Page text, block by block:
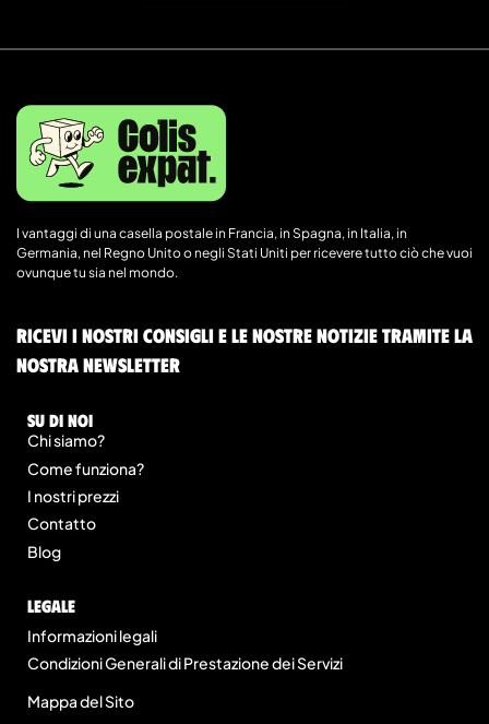
I vantaggi di una casella postale in Francia, in Spagna, in Italia, in
Germania, nel Regno Unito o negli Stati Uniti per ricevere tutto ciò che vuoi
ovunque tu sia nel mondo.
Ricevi i nostri consigli e le nostre notizie tramite la
nostra newsletter
Su di noi
Chi siamo?
Come funziona?
I nostri prezzi
Contatto
Blog
legale
Informazioni legali
Condizioni Generali di Prestazione dei Servizi
Mappa del Sito